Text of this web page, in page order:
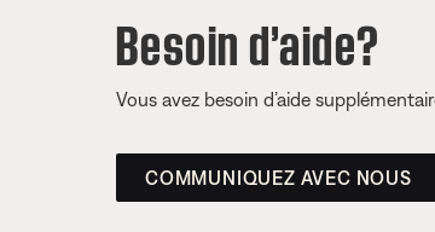
Besoin d’aide?
Vous avez besoin d’aide
COMMUNIQUEZ AVEC NOUS